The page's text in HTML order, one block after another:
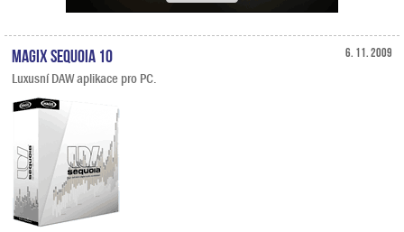
6. 11. 2009
MAGIX Sequoia 10
Luxusní DAW aplikace pro PC.